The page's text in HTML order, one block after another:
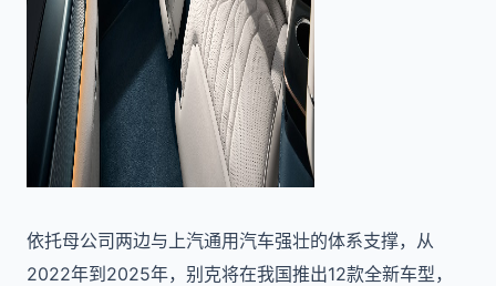
依托母公司两边与上汽通用汽车强壮的体系支撑，从
2022年到2025年，别克将在我国推出12款全新车型，